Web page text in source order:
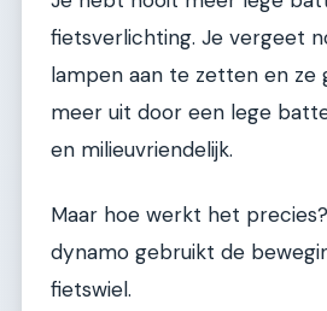
fietsverlichting. Je vergeet
lampen aan te zetten en ze
meer uit door een lege
en milieuvriendelijk.
Maar hoe werkt het
dynamo gebruikt de
fietswiel.